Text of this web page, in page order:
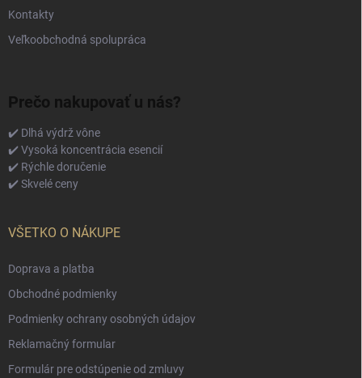
Kontakty
Veľkoobchodná spolupráca
Prečo nakupovať u nás?
✔️ Dlhá výdrž vône
✔️ Vysoká koncentrácia esencií
✔️ Rýchle doručenie
✔️ Skvelé ceny
VŠETKO O NÁKUPE
Doprava a platba
Obchodné podmienky
Podmienky ochrany osobných údajov
Reklamačný formular
Formulár pre odstúpenie od zmluvy